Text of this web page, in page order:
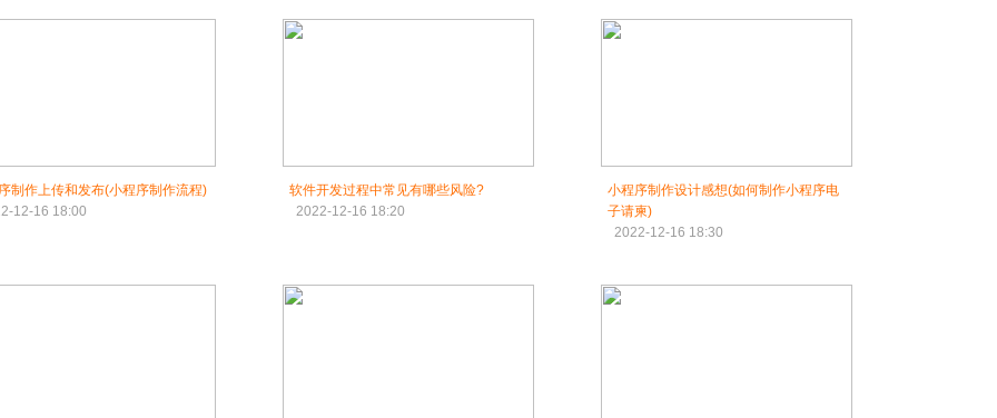
制作上传和发布(小程序制作流程)
12-16 18:00
软件开发过程中常见有哪些风险?
2022-12-16 18:20
小程序制作设计感想(如何制作小程序电
子请柬)
2022-12-16 18:30